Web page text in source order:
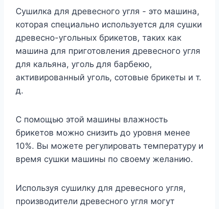
Сушилка для древесного угля - это машина,
которая специально используется для сушки
древесно-угольных брикетов, таких как
машина для приготовления древесного угля
для кальяна, уголь для барбекю,
активированный уголь, сотовые брикеты и т.
д.
С помощью этой машины влажность
брикетов можно снизить до уровня менее
10%. Вы можете регулировать температуру и
время сушки машины по своему желанию.
Используя сушилку для древесного угля,
производители древесного угля могут